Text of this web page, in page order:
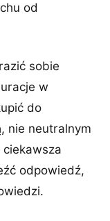
od
sobie
w
do
, nie neutralnym
ciekawsza
odpowiedź,